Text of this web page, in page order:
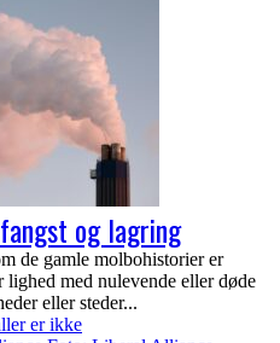
og lagring
gamle molbohistorier er
med nulevende eller døde
eller steder...
er ikke